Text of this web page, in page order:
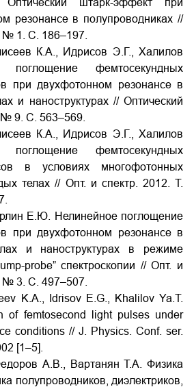
штарк-эффект при
резонансе в полупроводниках //
1. С. 186–197.
К.А., Идрисов Э.Г., Халилов
фемтосекундных
при двухфотонном резонансе в
и наноструктурах // Оптический
9. С. 563–569.
К.А., Идрисов Э.Г., Халилов
фемтосекундных
в условиях многофотонных
телах // Опт. и спектр. 2012. Т.
Е.Ю. Нелинейное поглощение
при двухфотонном резонансе в
и наноструктурах в режиме
probe” спектроскопии // Опт. и
№ 3. С. 497–507.
K.A., Idrisov E.G., Khalilov Ya.T.
of femtosecond light pulses under
conditions // J. Physics. Conf. ser.
[1–5].
А.В., Вартанян Т.А. Физика
полупроводников, диэлектриков,